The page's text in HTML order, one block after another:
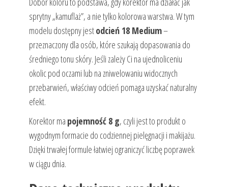
sprytny „kamuflaż”, a nie tylko kolorowa warstwa. W tym
modelu dostępny jestodcień 18 Medium–
przeznaczony dla osób, które szukają dopasowania do
średniego tonu skóry. Jeśli zależy Ci na ujednoliceniu
okolic pod oczami lub na zniwelowaniu widocznych
przebarwień, właściwy odcień pomaga uzyskać naturalny
efekt.
Korektor ma pojemność 8 g, czyli jest to produkt o
wygodnym formacie do codziennej pielęgnacji i makijażu.
Dzięki trwałej formule łatwiej ograniczyć liczbę poprawek
w ciągu dnia.